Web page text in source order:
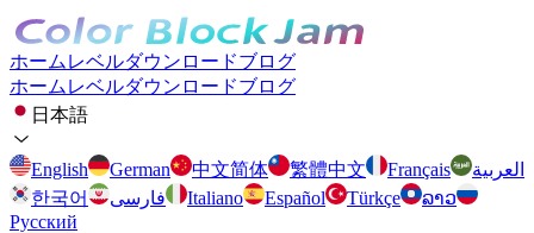
ホーム レベルダウンロードブログ
ホーム レベルダウンロードブログ
日本語
English German 中文简体 繁體中文 Français
العربية
한국어
فارسی Italiano Español Türkçe
ລາວ
Русский